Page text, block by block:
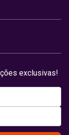
exclusivas!